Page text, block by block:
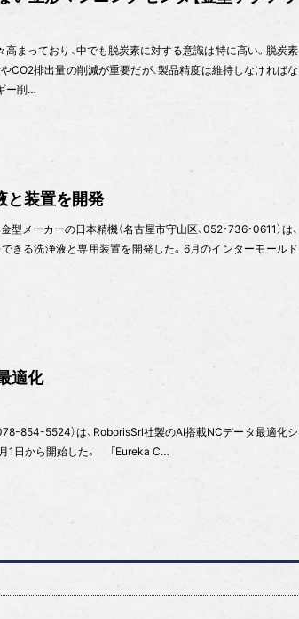
まっており、中でも脱炭素に対する意識は特に高い。脱炭素
CO2排出量の削減が重要だが、製品精度は維持しなければな
ー削…
と装置を開発
メーカーの日本精機（名古屋市守山区、052・736・0611）は、
きる洗浄液と専用装置を開発した。6月のインターモールド
適化
854-5524）は、RoborisSrl社製のAI搭載NCデータ最適化シ
1日から開始した。 「Eureka C…